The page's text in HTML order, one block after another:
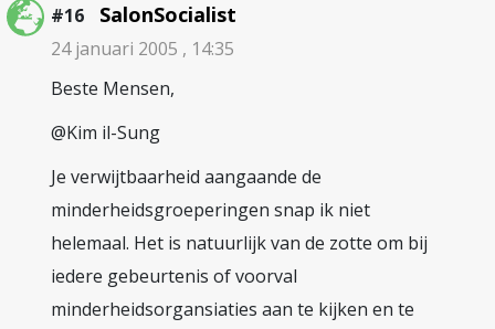
#16 SalonSocialist
24 januari 2005 , 14:35
Beste Mensen,
@Kim il-Sung
Je verwijtbaarheid aangaande de
minderheidsgroeperingen snap ik niet
helemaal. Het is natuurlijk van de zotte om bij
iedere gebeurtenis of voorval
minderheidsorgansiaties aan te kijken en te